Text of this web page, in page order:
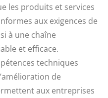
les produits et services
aux exigences de
à une chaîne
et efficace.
techniques
de
aux entreprises